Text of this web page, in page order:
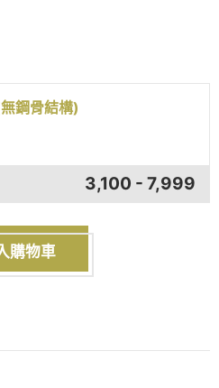
鋼骨結構)
3,100 - 7,999
購物車